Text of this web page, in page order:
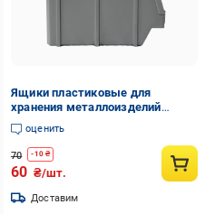
Ящики пластиковые для
хранения металлоизделий
230х145х125 мм Черный (00003)
оценить
70 -10₴
60 ₴/шт.
Доставим